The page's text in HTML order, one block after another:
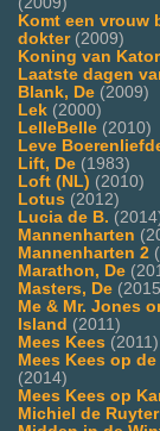
Komt een vrouw
dokter(2009)
Koning van
Laatste dagen
Blank, De (2009)
Lek (2000)
LelleBelle (2010)
Leve
Lift, De (1983)
Loft (NL) (2010)
Lotus (2012)
Lucia de B.
Mannenharten
Mannenharten 2
Marathon, De
Masters, De
Me & Mr. Jones
Island (2011)
Mees Kees (2011)
Mees Kees op
(2014)
Mees Kees op
Michiel de Ruyter